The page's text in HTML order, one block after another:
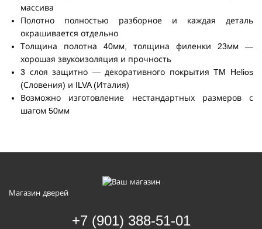
массива
Полотно полностью разборное и каждая деталь
окрашивается отдельно
Толщина полотна 40мм, толщина филенки 23мм —
хорошая звукоизоляция и прочность
3 слоя защитно — декоративного покрытия TM Helios
(Словения) и ILVA (Италия)
Возможно изготовление нестандартных размеров с
шагом 50мм
Магазин дверей
+7 (901) 388-51-01